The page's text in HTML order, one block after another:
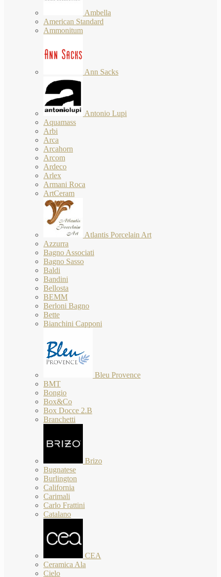
Ambella
American Standard
Ammonitum
Ann Sacks
Antonio Lupi
Aquamass
Arbi
Arca
Arcahorn
Arcom
Ardeco
Arlex
Armani Roca
ArtCeram
Atlantis Porcelain Art
Azzurra
Bagno Associati
Bagno Sasso
Baldi
Bandini
Bellosta
BEMM
Berloni Bagno
Bette
Bianchini Capponi
Bleu Provence
BMT
Bongio
Box&Co
Box Docce 2.B
Branchetti
Brizo
Bugnatese
Burlington
California
Carimali
Carlo Frattini
Catalano
CEA
Ceramica Ala
Cielo